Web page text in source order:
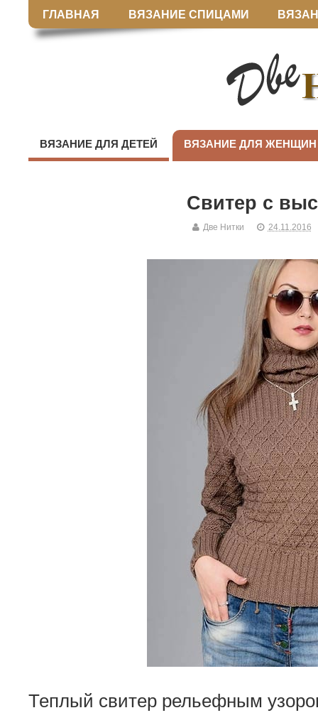
ГЛАВНАЯ ВЯЗАНИЕ СПИЦАМИ
ВЯЗАНИЕ ДЛЯ ДЕТЕЙ ВЯЗАНИЕ ДЛЯ ЖЕНЩИН
Свитер с
Две Нитки 24.11.2016
Теплый свитер рельефным